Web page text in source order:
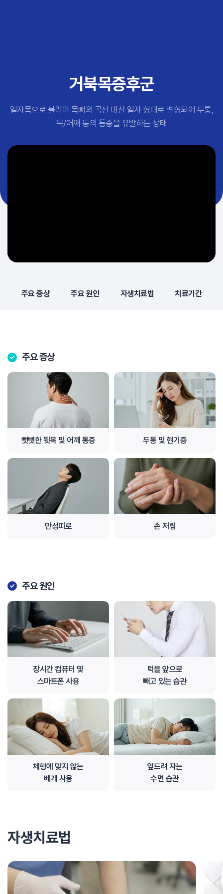
#교통사고후유증 #허리디스크
#추나요법
거북목증후군
일자목으로 불리며 목뼈의 곡선 대신 일자 형태로 변형되어 두통,
목/어깨 등의 통증을 유발하는 상태
주요 증상 주요 원인 자생치료법 치료기간
주요 증상
뻣뻣한 뒷목 및 어깨 통증 두통 및 현기증
만성피로 손 저림
주요 원인
장시간 컴퓨터 및
스마트폰 사용
턱을 앞으로
빼고 있는 습관
체형에 맞지 않는
베개 사용
엎드려 자는
수면 습관
자생치료법